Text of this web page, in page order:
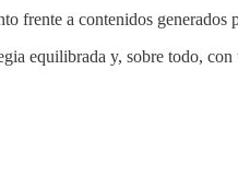
frente a contenidos generados
equilibrada y, sobre todo,